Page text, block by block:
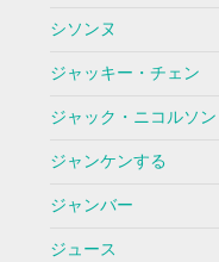
シソンヌ
ジャッキー・チェン
ジャック・ニコルソン
ジャンケンする
ジャンバー
ジュース